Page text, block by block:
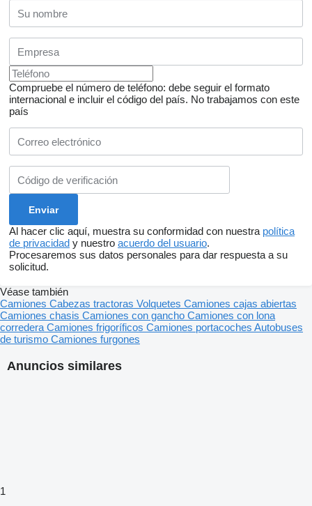
Compruebe el número de teléfono: debe seguir el formato
internacional e incluir el código del país. No trabajamos con este
país
Al hacer clic aquí, muestra su conformidad con nuestra política
de privacidad y nuestro acuerdo del usuario.
Procesaremos sus datos personales para dar respuesta a su
solicitud.
Anuncios similares
1
Véase también
Camiones Cabezas tractoras Volquetes Camiones cajas abiertas
Camiones chasis Camiones con gancho Camiones con lona
corredera Camiones frigoríficos Camiones portacoches Autobuses
de turismo Camiones furgones